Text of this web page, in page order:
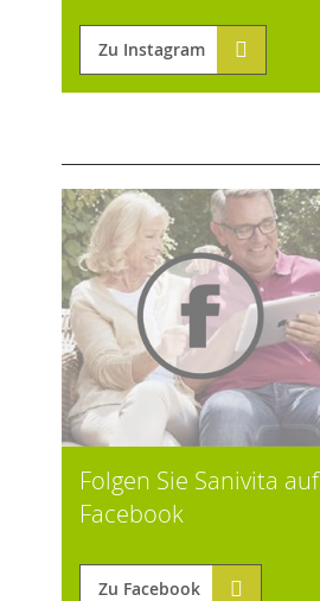
Zu Instagram
Folgen Sie Sanivita auf
Facebook
Zu Facebook